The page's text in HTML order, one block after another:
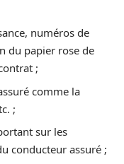
numéros de
du papier rose de
;
comme la
;
sur les
conducteur assuré ;